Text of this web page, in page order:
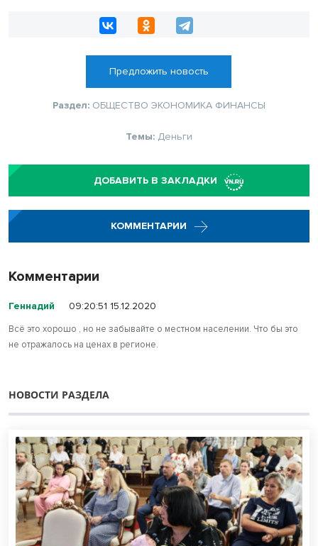
Предложить новость
Раздел: ОБЩЕСТВО ЭКОНОМИКА ФИНАНСЫ
Темы: Деньги
ДОБАВИТЬ В ЗАКЛАДКИ
КОММЕНТАРИИ
Комментарии
Геннадий 09:20:51 15.12.2020
Всё это хорошо , но не забывайте о местном населении. Что бы это
не отражалось на ценах в регионе.
НОВОСТИ РАЗДЕЛА